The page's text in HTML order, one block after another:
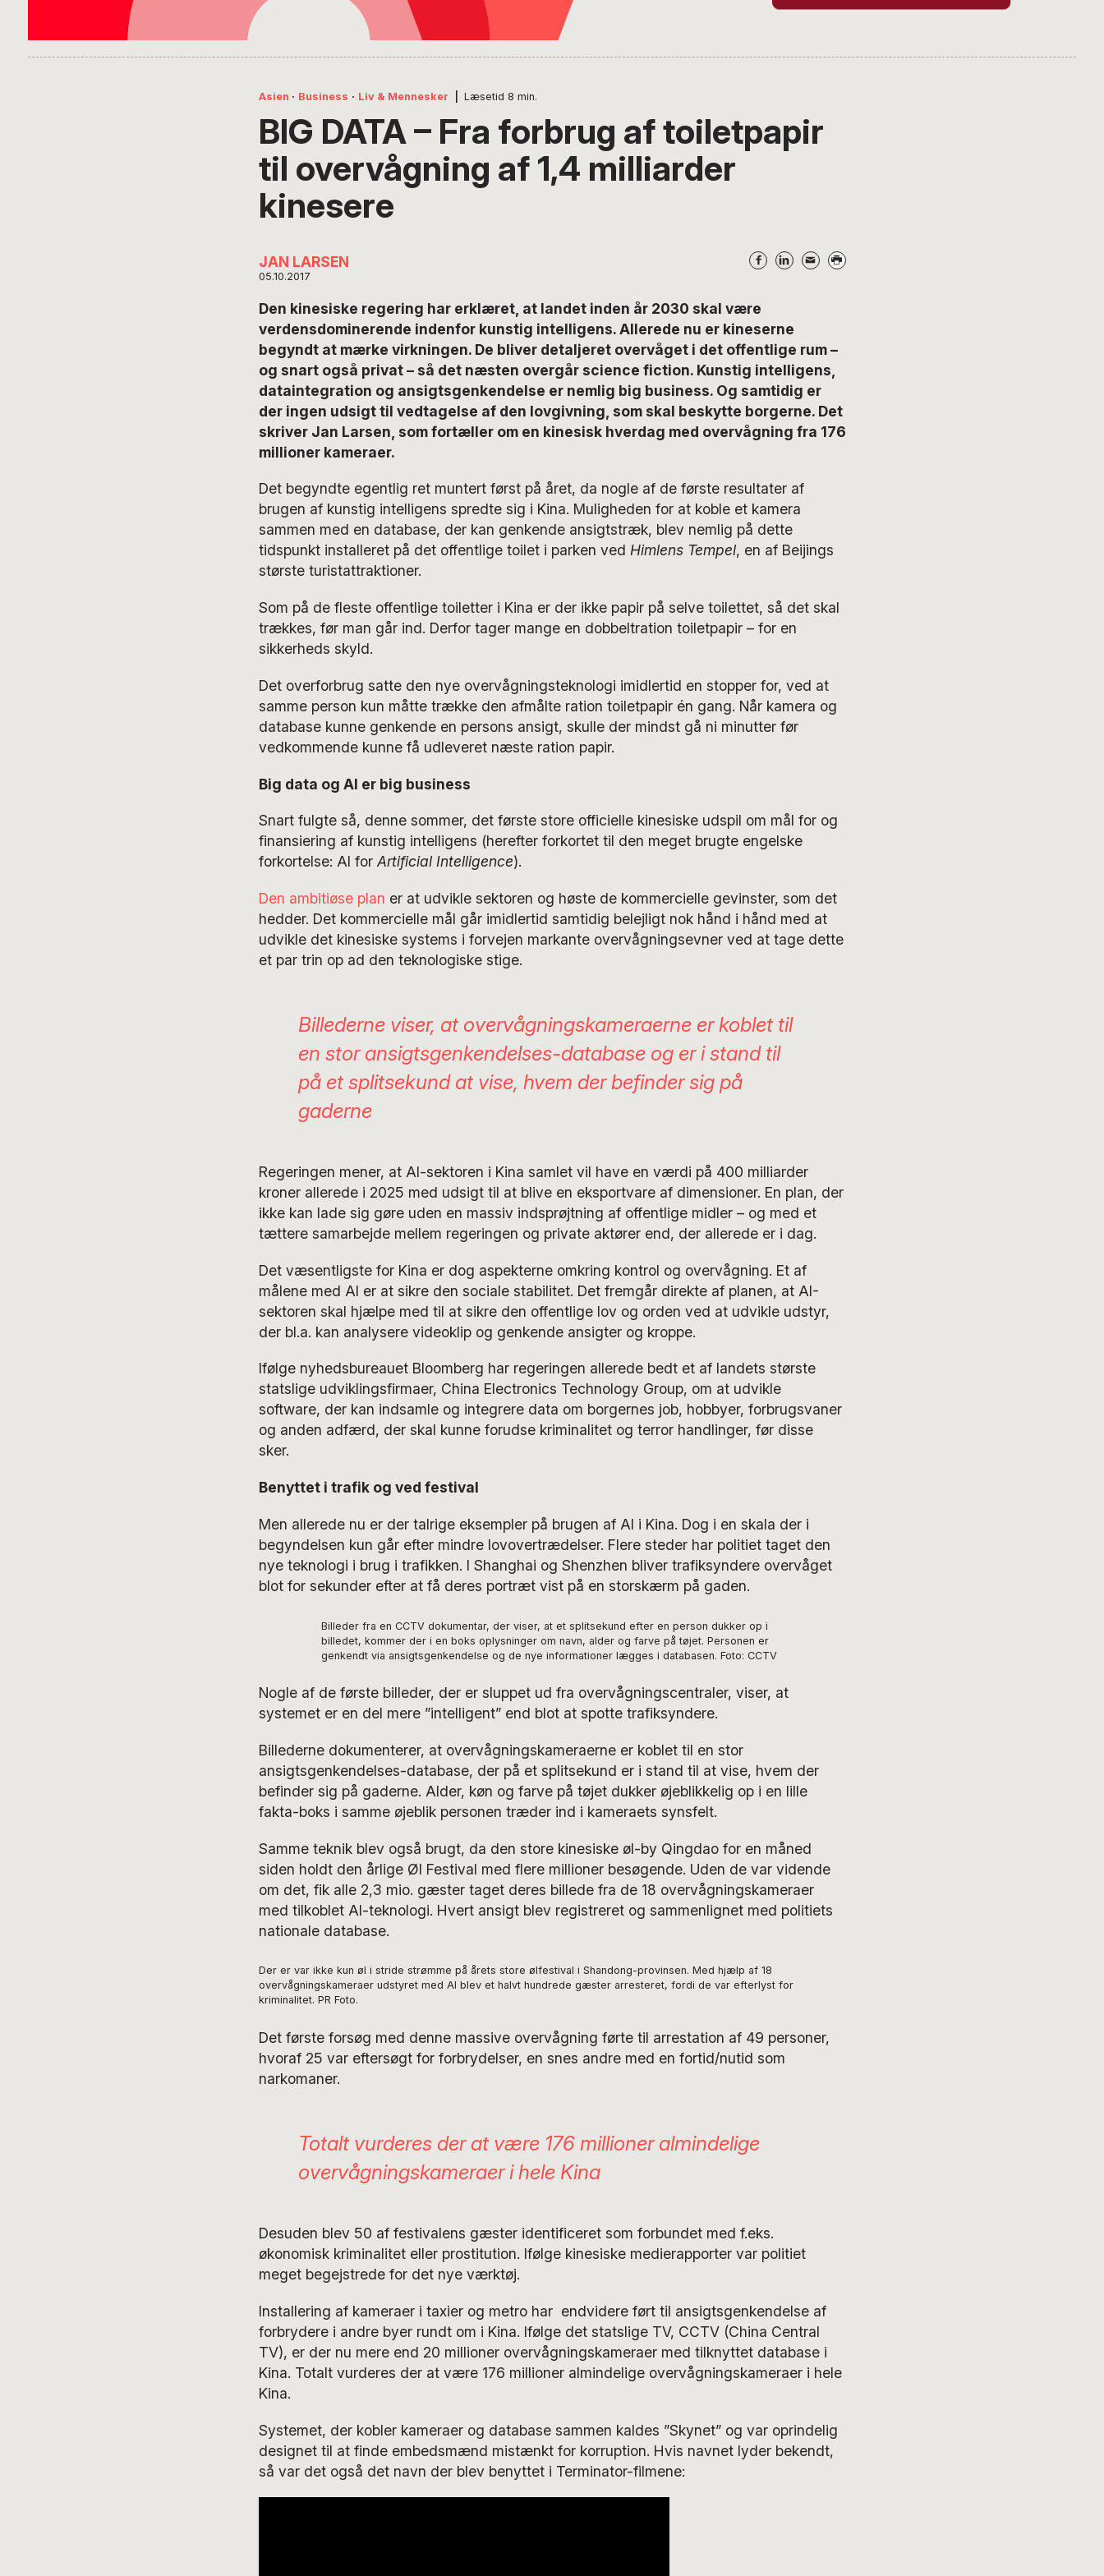
Asien · Business · Liv & Mennesker Læsetid 8 min.
BIG DATA – Fra forbrug af toiletpapir
til overvågning af 1,4 milliarder
kinesere
JAN LARSEN
05.10.2017
Den kinesiske regering har erklæret, at landet inden år 2030 skal være
verdensdominerende indenfor kunstig intelligens. Allerede nu er kineserne
begyndt at mærke virkningen. De bliver detaljeret overvåget i det offentlige rum –
og snart også privat – så det næsten overgår science fiction. Kunstig intelligens,
dataintegration og ansigtsgenkendelse er nemlig big business. Og samtidig er
der ingen udsigt til vedtagelse af den lovgivning, som skal beskytte borgerne. Det
skriver Jan Larsen, som fortæller om en kinesisk hverdag med overvågning fra 176
millioner kameraer.
Det begyndte egentlig ret muntert først på året, da nogle af de første resultater af
brugen af kunstig intelligens spredte sig i Kina. Muligheden for at koble et kamera
sammen med en database, der kan genkende ansigtstræk, blev nemlig på dette
tidspunkt installeret på det offentlige toilet i parken ved Himlens Tempel, en af Beijings
største turistattraktioner.
Som på de fleste offentlige toiletter i Kina er der ikke papir på selve toilettet, så det skal
trækkes, før man går ind. Derfor tager mange en dobbeltration toiletpapir – for en
sikkerheds skyld.
Det overforbrug satte den nye overvågningsteknologi imidlertid en stopper for, ved at
samme person kun måtte trække den afmålte ration toiletpapir én gang. Når kamera og
database kunne genkende en persons ansigt, skulle der mindst gå ni minutter før
vedkommende kunne få udleveret næste ration papir.
Big data og AI er big business
Snart fulgte så, denne sommer, det første store officielle kinesiske udspil om mål for og
finansiering af kunstig intelligens (herefter forkortet til den meget brugte engelske
forkortelse: AI forArtificial Intelligence).
Den ambitiøse plan er at udvikle sektoren og høste de kommercielle gevinster, som det
hedder. Det kommercielle mål går imidlertid samtidig belejligt nok hånd i hånd med at
udvikle det kinesiske systems i forvejen markante overvågningsevner ved at tage dette
et par trin op ad den teknologiske stige.
Billederne viser, at overvågningskameraerne er koblet til
en stor ansigtsgenkendelses-database og er i stand til
på et splitsekund at vise, hvem der befinder sig på
gaderne
Regeringen mener, at AI-sektoren i Kina samlet vil have en værdi på 400 milliarder
kroner allerede i 2025 med udsigt til at blive en eksportvare af dimensioner. En plan, der
ikke kan lade sig gøre uden en massiv indsprøjtning af offentlige midler – og med et
tættere samarbejde mellem regeringen og private aktører end, der allerede er i dag.
Det væsentligste for Kina er dog aspekterne omkring kontrol og overvågning. Et af
målene med AI er at sikre den sociale stabilitet. Det fremgår direkte af planen, at AI-
sektoren skal hjælpe med til at sikre den offentlige lov og orden ved at udvikle udstyr,
der bl.a. kan analysere videoklip og genkende ansigter og kroppe.
Ifølge nyhedsbureauet Bloomberg har regeringen allerede bedt et af landets største
statslige udviklingsfirmaer, China Electronics Technology Group, om at udvikle
software, der kan indsamle og integrere data om borgernes job, hobbyer, forbrugsvaner
og anden adfærd, der skal kunne forudse kriminalitet og terror handlinger, før disse
sker.
Benyttet i trafik og ved festival
Men allerede nu er der talrige eksempler på brugen af AI i Kina. Dog i en skala der i
begyndelsen kun går efter mindre lovovertrædelser. Flere steder har politiet taget den
nye teknologi i brug i trafikken. I Shanghai og Shenzhen bliver trafiksyndere overvåget
blot for sekunder efter at få deres portræt vist på en storskærm på gaden.
Billeder fra en CCTV dokumentar, der viser, at et splitsekund efter en person dukker op i
billedet, kommer der i en boks oplysninger om navn, alder og farve på tøjet. Personen er
genkendt via ansigtsgenkendelse og de nye informationer lægges i databasen. Foto: CCTV
Nogle af de første billeder, der er sluppet ud fra overvågningscentraler, viser, at
systemet er en del mere ”intelligent” end blot at spotte trafiksyndere.
Billederne dokumenterer, at overvågningskameraerne er koblet til en stor
ansigtsgenkendelses-database, der på et splitsekund er i stand til at vise, hvem der
befinder sig på gaderne. Alder, køn og farve på tøjet dukker øjeblikkelig op i en lille
fakta-boks i samme øjeblik personen træder ind i kameraets synsfelt.
Samme teknik blev også brugt, da den store kinesiske øl-by Qingdao for en måned
siden holdt den årlige Øl Festival med flere millioner besøgende. Uden de var vidende
om det, fik alle 2,3 mio. gæster taget deres billede fra de 18 overvågningskameraer
med tilkoblet AI-teknologi. Hvert ansigt blev registreret og sammenlignet med politiets
nationale database.
Der er var ikke kun øl i stride strømme på årets store ølfestival i Shandong-provinsen. Med hjælp af 18
overvågningskameraer udstyret med AI blev et halvt hundrede gæster arresteret, fordi de var efterlyst for
kriminalitet. PR Foto.
Det første forsøg med denne massive overvågning førte til arrestation af 49 personer,
hvoraf 25 var eftersøgt for forbrydelser, en snes andre med en fortid/nutid som
narkomaner.
Totalt vurderes der at være 176 millioner almindelige
overvågningskameraer i hele Kina
Desuden blev 50 af festivalens gæster identificeret som forbundet med f.eks.
økonomisk kriminalitet eller prostitution. Ifølge kinesiske medierapporter var politiet
meget begejstrede for det nye værktøj.
Installering af kameraer i taxier og metro har endvidere ført til ansigtsgenkendelse af
forbrydere i andre byer rundt om i Kina. Ifølge det statslige TV, CCTV (China Central
TV), er der nu mere end 20 millioner overvågningskameraer med tilknyttet database i
Kina. Totalt vurderes der at være 176 millioner almindelige overvågningskameraer i hele
Kina.
Systemet, der kobler kameraer og database sammen kaldes ”Skynet” og var oprindelig
designet til at finde embedsmænd mistænkt for korruption. Hvis navnet lyder bekendt,
så var det også det navn der blev benyttet i Terminator-filmene: